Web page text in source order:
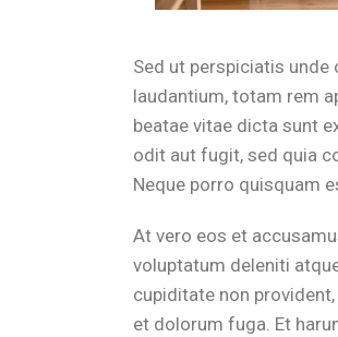
Sed ut perspiciatis
laudantium, totam rem
beatae vitae dicta sunt
odit aut fugit, sed quia
Neque porro quisquam
At vero eos et
voluptatum deleniti
cupiditate non
et dolorum fuga. Et